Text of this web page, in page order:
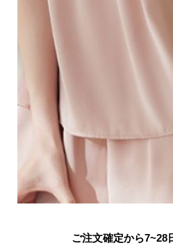
ご注文確定から7~28